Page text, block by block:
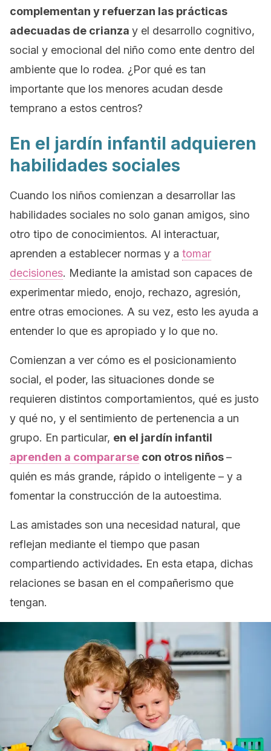
complementan y refuerzan las prácticas
adecuadas de crianza y el desarrollo cognitivo,
social y emocional del niño como ente dentro del
ambiente que lo rodea. ¿Por qué es tan
importante que los menores acudan desde
temprano a estos centros?
En el jardín infantil adquieren
habilidades sociales
Cuando los niños comienzan a desarrollar las
habilidades sociales no solo ganan amigos, sino
otro tipo de conocimientos. Al interactuar,
aprenden a establecer normas y a tomar
decisiones. Mediante la amistad son capaces de
experimentar miedo, enojo, rechazo, agresión,
entre otras emociones. A su vez, esto les ayuda a
entender lo que es apropiado y lo que no.
Comienzan a ver cómo es el posicionamiento
social, el poder, las situaciones donde se
requieren distintos comportamientos, qué es justo
y qué no, y el sentimiento de pertenencia a un
grupo. En particular, en el jardín infantil
aprenden a compararse con otros niños–
quién es más grande, rápido o inteligente – y a
fomentar la construcción de la autoestima.
Las amistades son una necesidad natural, que
reflejan mediante el tiempo que pasan
compartiendo actividades. En esta etapa, dichas
relaciones se basan en el compañerismo que
tengan.